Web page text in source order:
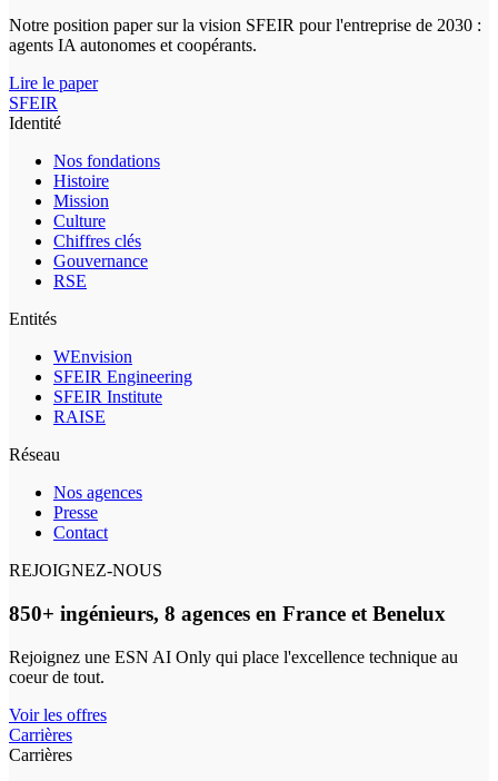
Notre position paper sur la vision SFEIR pour l'entreprise de 2030 :
agents IA autonomes et coopérants.
Lire le paper
SFEIR
Identité
Nos fondations
Histoire
Mission
Culture
Chiffres clés
Gouvernance
RSE
Entités
WEnvision
SFEIR Engineering
SFEIR Institute
RAISE
Réseau
Nos agences
Presse
Contact
REJOIGNEZ-NOUS
850+ ingénieurs, 8 agences en France et Benelux
Rejoignez une ESN AI Only qui place l'excellence technique au
coeur de tout.
Voir les offres
Carrières
Carrières